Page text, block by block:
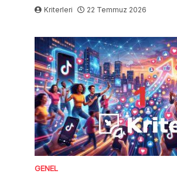
Kriterleri 22 Temmuz 2026
GENEL